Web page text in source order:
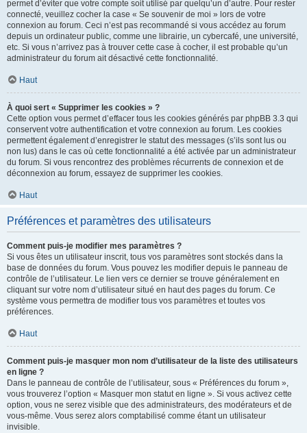
permet d’éviter que votre compte soit utilisé par quelqu’un d’autre. Pour rester
connecté, veuillez cocher la case « Se souvenir de moi » lors de votre
connexion au forum. Ceci n’est pas recommandé si vous accédez au forum
depuis un ordinateur public, comme une librairie, un cybercafé, une université,
etc. Si vous n’arrivez pas à trouver cette case à cocher, il est probable qu’un
administrateur du forum ait désactivé cette fonctionnalité.
Haut
À quoi sert « Supprimer les cookies » ?
Cette option vous permet d’effacer tous les cookies générés par phpBB 3.3 qui
conservent votre authentification et votre connexion au forum. Les cookies
permettent également d’enregistrer le statut des messages (s’ils sont lus ou
non lus) dans le cas où cette fonctionnalité a été activée par un administrateur
du forum. Si vous rencontrez des problèmes récurrents de connexion et de
déconnexion au forum, essayez de supprimer les cookies.
Haut
Préférences et paramètres des utilisateurs
Comment puis-je modifier mes paramètres ?
Si vous êtes un utilisateur inscrit, tous vos paramètres sont stockés dans la
base de données du forum. Vous pouvez les modifier depuis le panneau de
contrôle de l’utilisateur. Le lien vers ce dernier se trouve généralement en
cliquant sur votre nom d’utilisateur situé en haut des pages du forum. Ce
système vous permettra de modifier tous vos paramètres et toutes vos
préférences.
Haut
Comment puis-je masquer mon nom d’utilisateur de la liste des utilisateurs
en ligne ?
Dans le panneau de contrôle de l’utilisateur, sous « Préférences du forum »,
vous trouverez l’option « Masquer mon statut en ligne ». Si vous activez cette
option, vous ne serez visible que des administrateurs, des modérateurs et de
vous-même. Vous serez alors comptabilisé comme étant un utilisateur
invisible.